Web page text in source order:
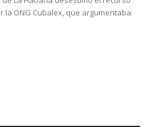
ONG Cubalex, que argumentaba